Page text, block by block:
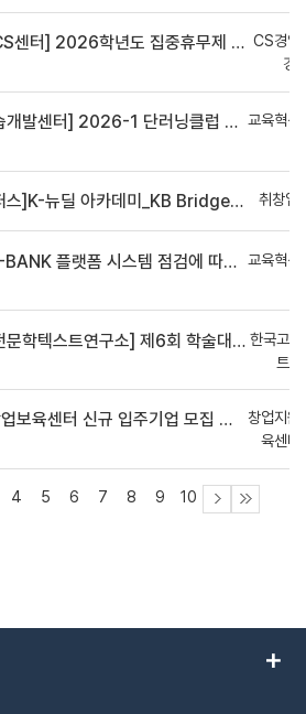
년도 집중휴무제 안내 (EMS 및 이메일 발송 접수기한 : 7/24(금) 오후 12시까지)
CS경영
경
터] 2026-1 단러닝클럽 Best Practice 공모전 결과 안내
교육혁신
]K-뉴딜 아카데미_KB Bridge 과정 취창업
플랫폼 시스템 점검에 따른 서비스 일시 중단 안내
교육혁신
학텍스트연구소] 제6회 학술대회 안내
한국고
트
육센터 신규 입주기업 모집 안내(~7.21)
창업지원
육센터
4 5 6 7 8 9 10
add